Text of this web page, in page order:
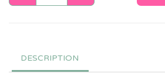
DESCRIPTION